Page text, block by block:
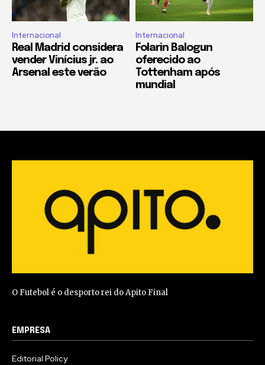
Internacional
Real Madrid considera
vender Vinícius jr. ao
Arsenal este verão
Internacional
Folarin Balogun
oferecido ao
Tottenham após
mundial
O Futebol é o desporto rei do Apito Final
EMPRESA
Editorial Policy